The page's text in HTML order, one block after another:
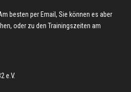
besten per Email, Sie können es aber
oder zu den Trainingszeiten am
e.V.